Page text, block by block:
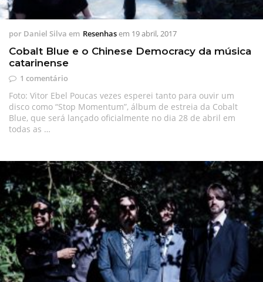
por Daniel Silva em Resenhasem 19 abril, 2017
Cobalt Blue e o Chinese Democracy da música
catarinense
1 comentário
Foto: Vitor Ebel Poucas vezes esperei tanto para ouvir um
disco como “Stop Momentum”, álbum de estreia da Cobalt
Blue, que será lançado oficialmente no dia 28 de abril em
todas as …